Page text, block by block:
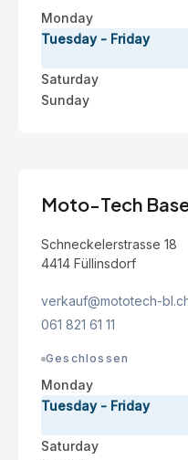
Monday
Tuesday - Friday
Saturday
Sunday
Moto-Tech
Schneckelerstrasse 18
4414 Füllinsdorf
verkauf@mototech-
061 821 61 11
Geschlossen
Monday
Tuesday - Friday
Saturday